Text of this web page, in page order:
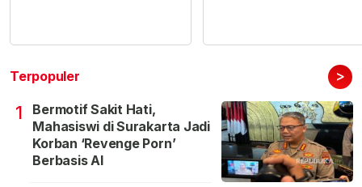
Terpopuler >
1
Bermotif Sakit Hati,
Mahasiswi di Surakarta Jadi
Korban ‘Revenge Porn’
Berbasis AI